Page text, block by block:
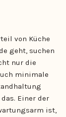
von Küche
geht, suchen
nur die
minimale
Einer der
ist,